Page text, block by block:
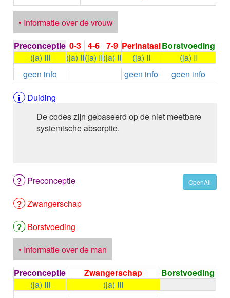
ALBIGLUTIDE
ALBUTREPENONACOG ALFA
Stollingsfactor IX; Factor IX
ALCOHOL
ETHANOL
ALECTINIB
ALEMTUZUMAB
ALENDRONAAT/VIT D3
ALFA-1-PROTEINASEREMMER humaan
ALFENTANYL HCl
ALGINAAT Na / BICARBONAAT Na
ALGINAAT Na / Na BICARBONAAT / CALCIUM
CARBONAAT
ALGINEZUUR
ALGLUCOSIDASE alfa
ALIROCUMAB
ALITRETINOINE
ALIZAPRIDE
ALLOPURINOL
ALMOTRIPTAN
ALOGLIPTINE benzoaat
• Informatie over de vrouw
Preconceptie 0-3 4-6 7-9 PerinataalBorstvoeding
(ja) III
(ja) II(ja) II(ja) II (ja) II
(ja) II
geen info
geen info
geen info
Duiding
De codes zijn gebaseerd op de niet meetbare
systemische absorptie.
OpenAll
Preconceptie
Zwangerschap
Borstvoeding
• Informatie over de man
Preconceptie
Zwangerschap
Borstvoeding
(ja) III
(ja) III